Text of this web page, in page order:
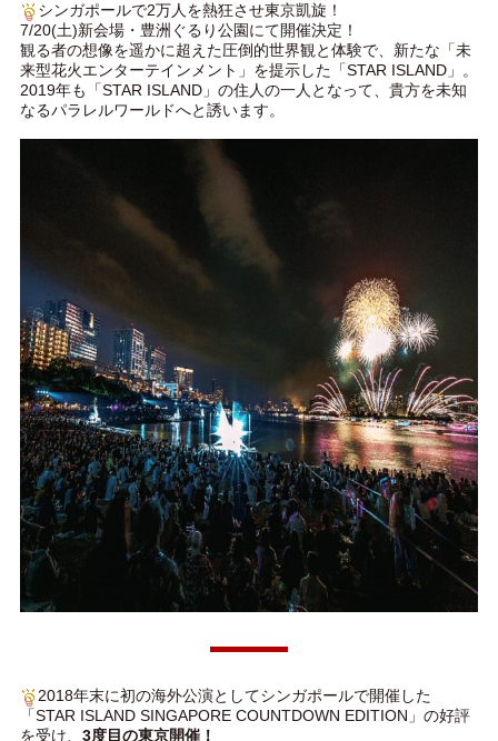
シンガポールで2万人を熱狂させ東京凱旋！
7/20(土)新会場・豊洲ぐるり公園にて開催決定！
観る者の想像を遥かに超えた圧倒的世界観と体験で、新たな「未
来型花火エンターテインメント」を提示した「STAR ISLAND」。
2019年も「STAR ISLAND」の住人の一人となって、貴方を未知
なるパラレルワールドへと誘います。
2018年末に初の海外公演としてシンガポールで開催した
「STAR ISLAND SINGAPORE COUNTDOWN EDITION」の好評
を受け、 3度目の東京開催！